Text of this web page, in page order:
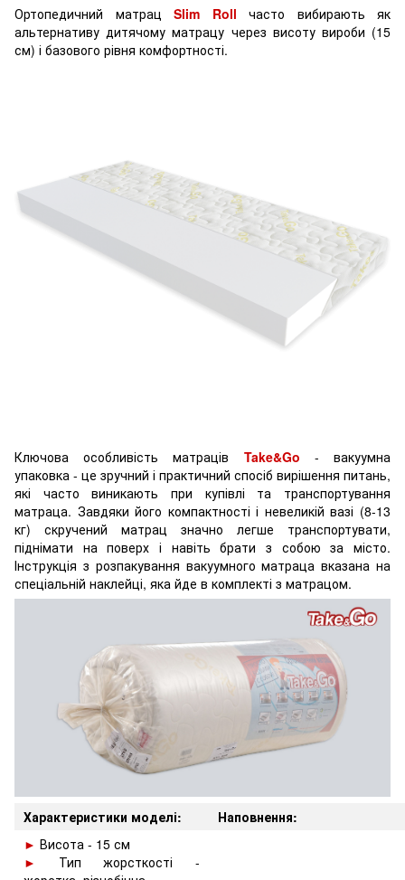
Ортопедичний матрац Slim Roll часто вибирають як
альтернативу дитячому матрацу через висоту вироби (15
см) і базового рівня комфортності.
Ключова особливість матраців Take&Go - вакуумна
упаковка - це зручний і практичний спосіб вирішення питань,
які часто виникають при купівлі та транспортування
матраца. Завдяки його компактності і невеликій вазі (8-13
кг) скручений матрац значно легше транспортувати,
піднімати на поверх і навіть брати з собою за місто.
Інструкція з розпакування вакуумного матраца вказана на
спеціальній наклейці, яка йде в комплекті з матрацом.
Характеристики моделі:
Наповнення:
► Висота - 15 см
►
Тип жорсткості -